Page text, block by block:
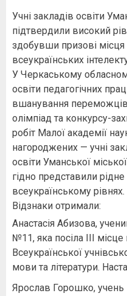
Учні закладів освіти
підтвердили високий
здобувши призові
всеукраїнських
У Черкаському
освіти педагогічних
вшанування переможців
олімпіад та конкурсу-
робіт Малої академії
нагороджених — учні
освіти Уманської
гідно представили
всеукраїнському рівнях.
Відзнаки отримали:
Анастасія Абизова,
№11, яка посіла ІІІ
Всеукраїнської
мови та літератури.
Ярослав Горошко, учень